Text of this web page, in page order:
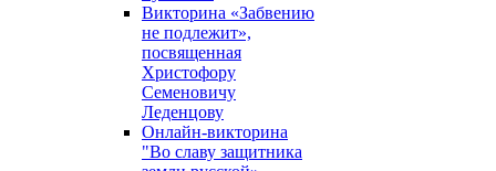
Викторина «Забвению
не подлежит»,
посвященная
Христофору
Семеновичу
Леденцову
Онлайн-викторина
"Во славу защитника